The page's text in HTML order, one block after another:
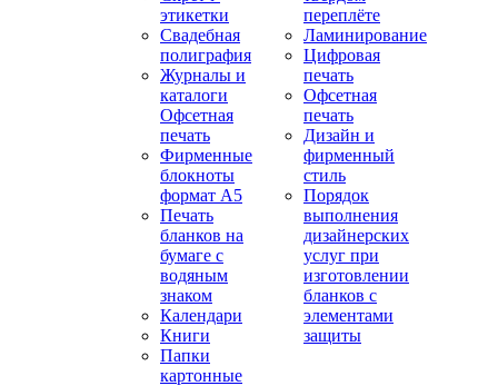
этикетки
Свадебная
полиграфия
Журналы и
каталоги
Офсетная
печать
Фирменные
блокноты
формат А5
Печать
бланков на
бумаге с
водяным
знаком
Календари
Книги
Папки
картонные
переплёте
Ламинирование
Цифровая
печать
Офсетная
печать
Дизайн и
фирменный
стиль
Порядок
выполнения
дизайнерских
услуг при
изготовлении
бланков с
элементами
защиты